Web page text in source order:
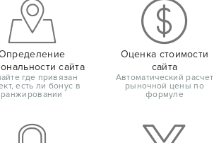
сайта
где привязан
есть ли бонус в
ранжировании
Оценка стоимости
сайта
Автоматический расчет
рыночной цены по
формуле